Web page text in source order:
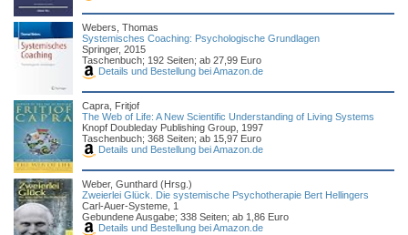
Webers, Thomas
Systemisches Coaching: Psychologische Grundlagen
Springer, 2015
Taschenbuch; 192 Seiten; ab 27,99 Euro
Details und Bestellung bei Amazon.de
Capra, Fritjof
The Web of Life: A New Scientific Understanding of Living Systems
Knopf Doubleday Publishing Group, 1997
Taschenbuch; 368 Seiten; ab 15,97 Euro
Details und Bestellung bei Amazon.de
Weber, Gunthard (Hrsg.)
Zweierlei Glück. Die systemische Psychotherapie Bert Hellingers
Carl-Auer-Systeme, 1
Gebundene Ausgabe; 338 Seiten; ab 1,86 Euro
Details und Bestellung bei Amazon.de